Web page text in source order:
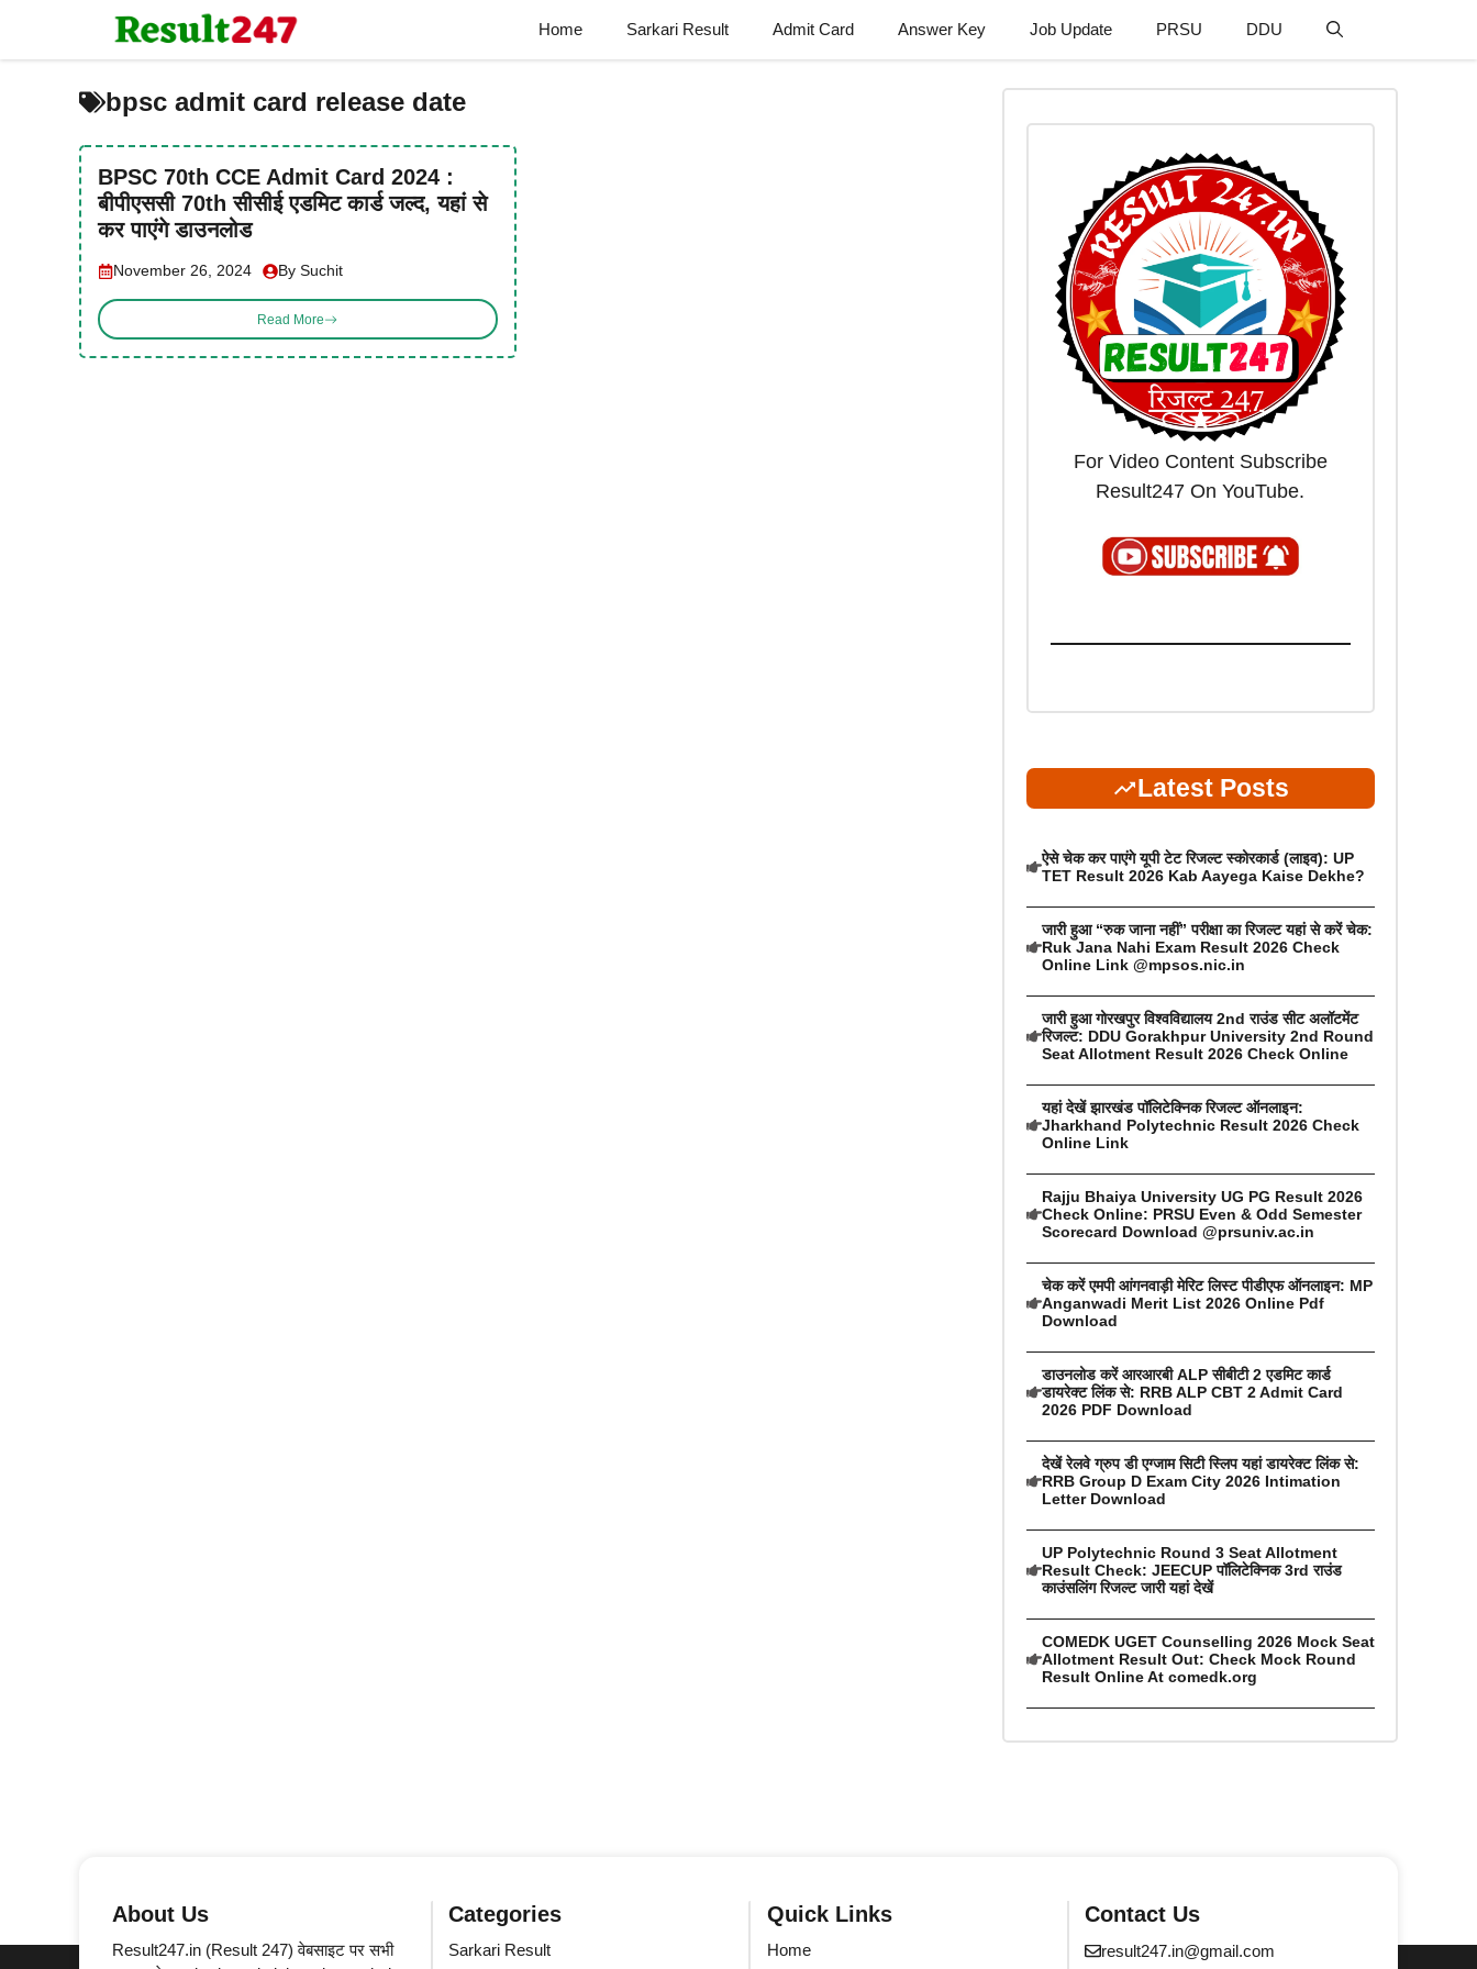
Home Sarkari Result Admit Card Answer Key Job Update PRSU DDU
bpsc admit card release date
BPSC 70th CCE Admit Card 2024 :
बीपीएससी 70th सीसीई एडमिट कार्ड जल्द, यहां से
कर पाएंगे डाउनलोड
November 26, 2024 By Suchit
Read More
For Video Content Subscribe
Result247 On YouTube.
Latest Posts
ऐसे चेक कर पाएंगे यूपी टेट रिजल्ट स्कोरकार्ड (लाइव): UP
TET Result 2026 Kab Aayega Kaise Dekhe?
जारी हुआ “रुक जाना नहीं” परीक्षा का रिजल्ट यहां से करें चेक:
Ruk Jana Nahi Exam Result 2026 Check
Online Link @mpsos.nic.in
जारी हुआ गोरखपुर विश्वविद्यालय 2nd राउंड सीट अलॉटमेंट
रिजल्ट: DDU Gorakhpur University 2nd Round
Seat Allotment Result 2026 Check Online
यहां देखें झारखंड पॉलिटेक्निक रिजल्ट ऑनलाइन:
Jharkhand Polytechnic Result 2026 Check
Online Link
Rajju Bhaiya University UG PG Result 2026
Check Online: PRSU Even & Odd Semester
Scorecard Download @prsuniv.ac.in
चेक करें एमपी आंगनवाड़ी मेरिट लिस्ट पीडीएफ ऑनलाइन: MP
Anganwadi Merit List 2026 Online Pdf
Download
डाउनलोड करें आरआरबी ALP सीबीटी 2 एडमिट कार्ड
डायरेक्ट लिंक से: RRB ALP CBT 2 Admit Card
2026 PDF Download
देखें रेलवे ग्रुप डी एग्जाम सिटी स्लिप यहां डायरेक्ट लिंक से:
RRB Group D Exam City 2026 Intimation
Letter Download
UP Polytechnic Round 3 Seat Allotment
Result Check: JEECUP पॉलिटेक्निक 3rd राउंड
काउंसलिंग रिजल्ट जारी यहां देखें
COMEDK UGET Counselling 2026 Mock Seat
Allotment Result Out: Check Mock Round
Result Online At comedk.org
About Us
Result247.in (Result 247) वेबसाइट पर सभी
Categories
Sarkari Result
Quick Links
Home
Contact Us
result247.in@gmail.com